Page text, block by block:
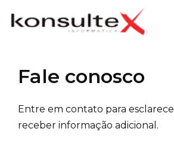
Fale conosco
Entre em contato para
receber informação adicional.